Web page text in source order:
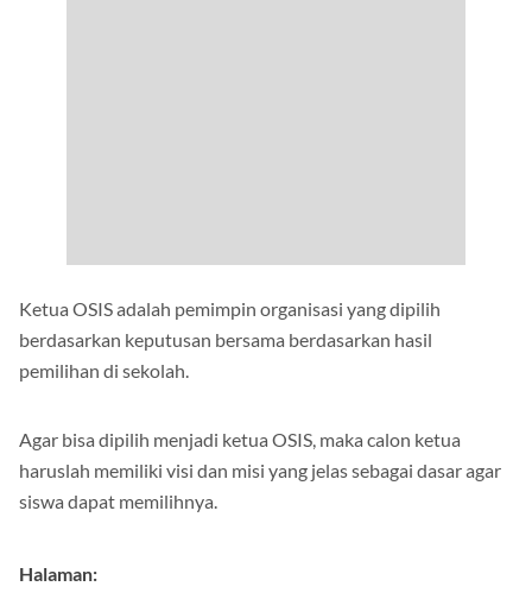
Ketua OSIS adalah pemimpin organisasi yang dipilih
berdasarkan keputusan bersama berdasarkan hasil
pemilihan di sekolah.
Agar bisa dipilih menjadi ketua OSIS, maka calon ketua
haruslah memiliki visi dan misi yang jelas sebagai dasar agar
siswa dapat memilihnya.
Halaman: